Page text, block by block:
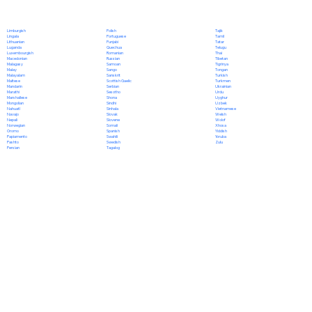
Limburgish
Lingala
Lithuanian
Luganda
Luxembourgish
Macedonian
Malagasy
Malay
Malayalam
Maltese
Mandarin
Marathi
Marshallese
Mongolian
Nahuatl
Navajo
Nepali
Norwegian
Oromo
Papiamento
Pashto
Persian
Polish
Portuguese
Punjabi
Quechua
Romanian
Russian
Samoan
Sango
Sanskrit
Scottish Gaelic
Serbian
Sesotho
Shona
Sindhi
Sinhala
Slovak
Slovene
Somali
Spanish
Swahili
Swedish
Tagalog
Tajik
Tamil
Tatar
Telugu
Thai
Tibetan
Tigrinya
Tongan
Turkish
Turkmen
Ukrainian
Urdu
Uyghur
Uzbek
Vietnamese
Welsh
Wolof
Xhosa
Yiddish
Yoruba
Zulu